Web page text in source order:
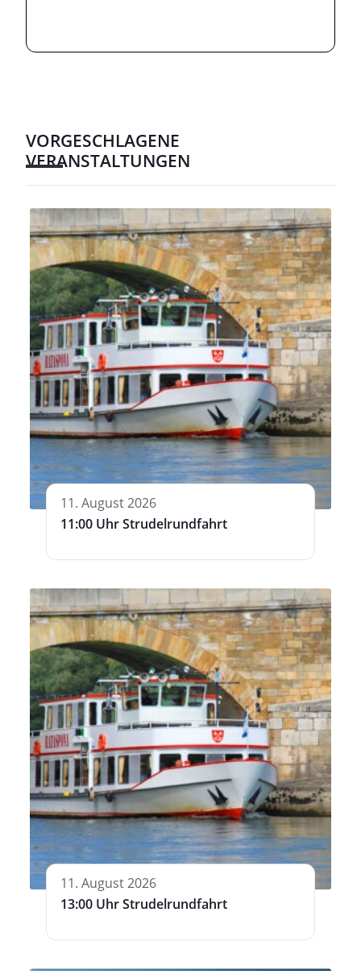
VORGESCHLAGENE
VERANSTALTUNGEN
11. August 2026
11:00 Uhr Strudelrundfahrt
11. August 2026
13:00 Uhr Strudelrundfahrt